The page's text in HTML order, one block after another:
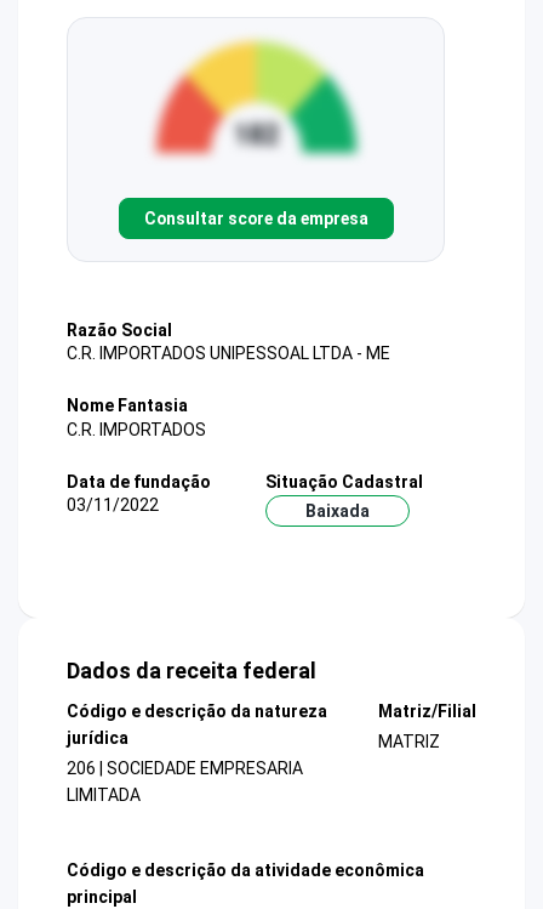
Consultar score da empresa
Razão Social
C.R. IMPORTADOS UNIPESSOAL LTDA - ME
Nome Fantasia
C.R. IMPORTADOS
Data de fundação
03/11/2022
Situação Cadastral
Baixada
Dados da receita federal
Código e descrição da natureza
jurídica
206 | SOCIEDADE EMPRESARIA
LIMITADA
Matriz/Filial
MATRIZ
Código e descrição da atividade econômica
principal